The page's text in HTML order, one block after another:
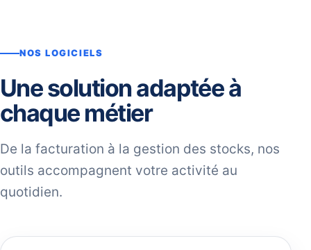
NOS LOGICIELS
Une solution adaptée à
chaque métier
De la facturation à la gestion des stocks, nos
outils accompagnent votre activité au
quotidien.